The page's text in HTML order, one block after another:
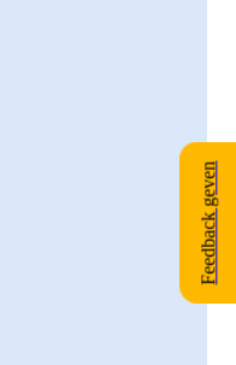
Feedback geven